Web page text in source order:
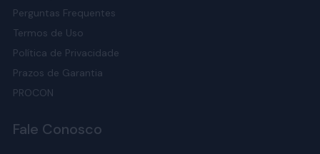
Perguntas Frequentes
Termos de Uso
Política de Privacidade
Prazos de Garantia
PROCON
Fale Conosco